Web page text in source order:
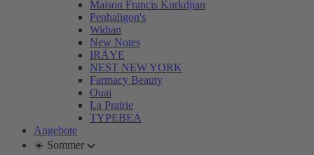
Maison Francis Kurkdjian
Penhaligon's
Widian
New Notes
IRÄYE
NEST NEW YORK
Farmacy Beauty
Ouai
La Prairie
TYPEBEA
Angebote
☀️ Sommer